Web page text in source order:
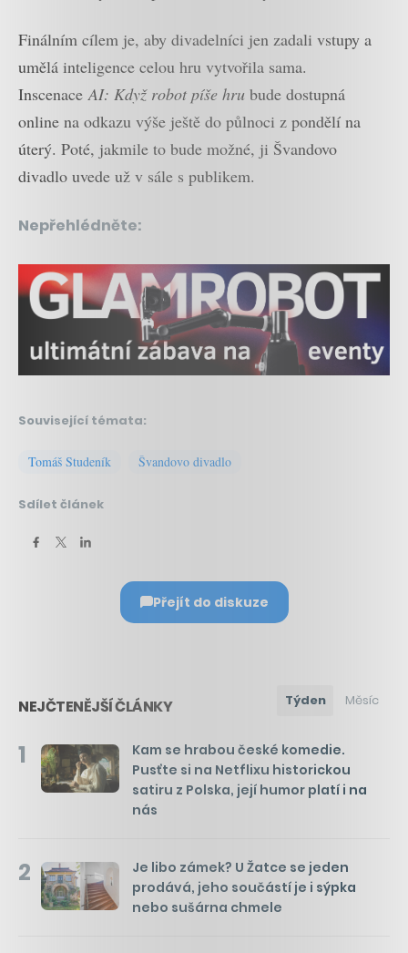
Finálním cílem je, aby divadelníci jen zadali vstupy a
umělá inteligence celou hru vytvořila sama.
Inscenace AI: Když robot píše hru bude dostupná
online na odkazu výše ještě do půlnoci z pondělí na
úterý. Poté, jakmile to bude možné, ji Švandovo
divadlo uvede už v sále s publikem.
Nepřehlédněte:
Související témata:
Tomáš Studeník Švandovo divadlo
Sdílet článek
Přejít do diskuze
NEJČTENĚJŠÍ ČLÁNKY Týden Měsíc
1
Kam se hrabou české komedie.
Pusťte si na Netflixu historickou
satiru z Polska, její humor platí i na
nás
2
Je libo zámek? U Žatce se jeden
prodává, jeho součástí je i sýpka
nebo sušárna chmele